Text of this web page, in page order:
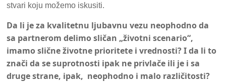
stvari koju možemo iskusiti.
Da li je za kvalitetnu ljubavnu vezu neophodno da
sa partnerom delimo sličan „životni scenario“,
imamo slične životne prioritete i vrednosti? I da li to
znači da se suprotnosti ipak ne privlače ili je i sa
druge strane, ipak, neophodno i malo različitosti?